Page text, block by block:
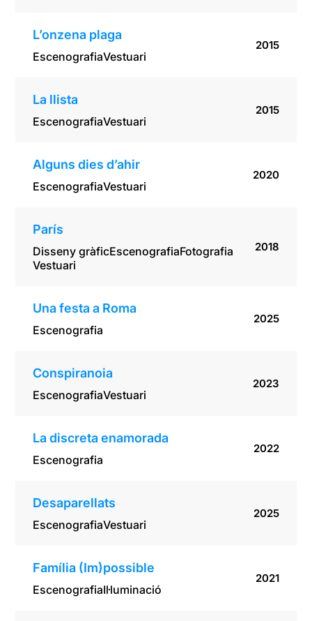
L’onzena plaga
EscenografiaVestuari
2015
La llista
EscenografiaVestuari
2015
Alguns dies d’ahir
EscenografiaVestuari
2020
París
Disseny gràficEscenografiaFotografia
Vestuari
2018
Una festa a Roma
Escenografia
2025
Conspiranoia
EscenografiaVestuari
2023
La discreta enamorada
Escenografia
2022
Desaparellats
EscenografiaVestuari
2025
Família (Im)possible
EscenografiaIl·luminació
2021